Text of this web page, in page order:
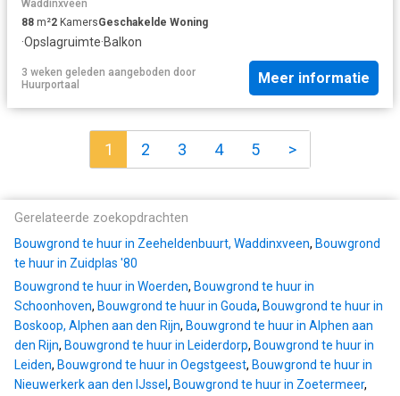
Waddinxveen
88 m²2 KamersGeschakelde Woning
·Opslagruimte·Balkon
3 weken geleden aangeboden door
Huurportaal
Meer informatie
1 2 3 4 5 >
Gerelateerde zoekopdrachten
Bouwgrond te huur in Zeeheldenbuurt, Waddinxveen, Bouwgrond
te huur in Zuidplas '80
Bouwgrond te huur in Woerden, Bouwgrond te huur in
Schoonhoven, Bouwgrond te huur in Gouda, Bouwgrond te huur in
Boskoop, Alphen aan den Rijn, Bouwgrond te huur in Alphen aan
den Rijn, Bouwgrond te huur in Leiderdorp, Bouwgrond te huur in
Leiden, Bouwgrond te huur in Oegstgeest, Bouwgrond te huur in
Nieuwerkerk aan den IJssel , Bouwgrond te huur in Zoetermeer,